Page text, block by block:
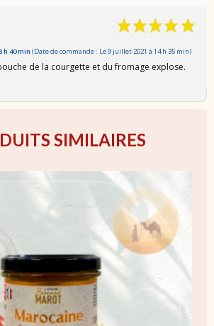
h 40 min (Date de commande : Le 9 juillet 2021 à 14 h 35 min)
de la courgette et du fromage explose.
SIMILAIRES